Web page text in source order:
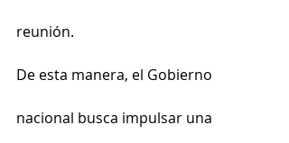
reunión.
De esta manera, el Gobierno
nacional busca impulsar una